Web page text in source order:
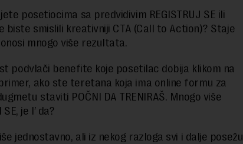
posetiocima sa predvidivim REGISTRUJ SE ili
biste smislili kreativniji CTA (Call to Action)? Staje
mnogo više rezultata.
podvlači benefite koje posetilac dobija klikom na
ako ste teretana koja ima online formu za
staviti POČNI DA TRENIRAŠ. Mnogo više
je l’ da?
jednostavno, ali iz nekog razloga svi i dalje posežu